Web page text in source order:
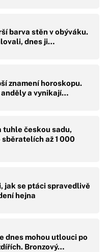
barva stěn v obýváku.
dnes ji…
znamení horoskopu.
anděly a vynikají…
tuhle českou sadu,
sběratelích až 1 000
jak se ptáci spravedlivě
hejna
dnes mohou utlouci po
Bronzový…